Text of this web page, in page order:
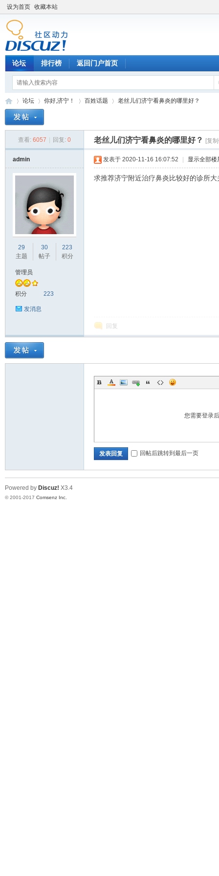
设为首页 收藏本站
论坛 排行榜 返回门户首页
论
论坛
›
你好,济宁！ 百姓话题
›
老丝儿们济宁看鼻炎的哪里好？
查看: 6057 回复: 0 老丝儿们济宁看鼻炎的哪里好？ [复
admin
29
主题
30
帖子
223
积分
管理员
积分 223
发消息
发表于 2020-11-16 16:07:52 显示全部楼
求推荐济宁附近治疗鼻炎比较好的诊所大
回复
您需要登录
发表回复 回帖后跳转到最后一页
Powered by Discuz! X3.4
© 2001-2017 Comsenz Inc.